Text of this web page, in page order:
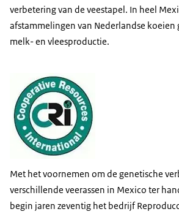
verbetering van de veestapel. In heel
afstammelingen van Nederlandse koeien
melk- en vleesproductie.
Met het voornemen om de genetische
verschillende veerassen in Mexico ter
begin jaren zeventig het bedrijf